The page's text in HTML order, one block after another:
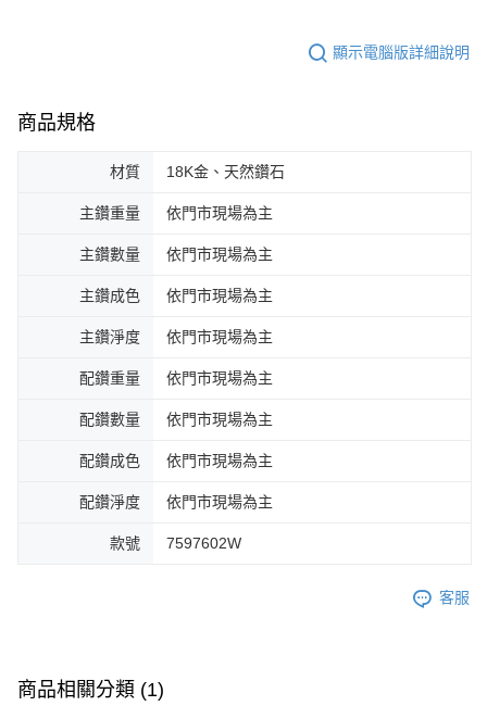
顯示電腦版詳細說明
商品規格
材質 18K金、天然鑽石
主鑽重量 依門市現場為主
主鑽數量 依門市現場為主
主鑽成色 依門市現場為主
主鑽淨度 依門市現場為主
配鑽重量 依門市現場為主
配鑽數量 依門市現場為主
配鑽成色 依門市現場為主
配鑽淨度 依門市現場為主
款號 7597602W
客服
商品相關分類 (1)